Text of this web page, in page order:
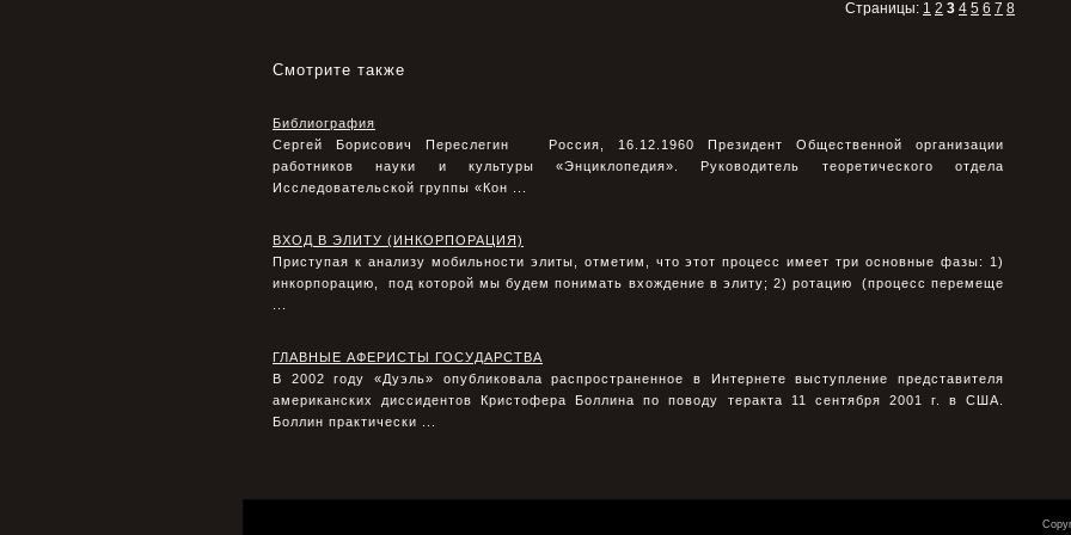
Страницы: 1 2 3 4 5 6 7 8
Смотрите также
Библиография
Сергей Борисович Переслегин Россия, 16.12.1960 Президент Общественной организации
работников науки и культуры «Энциклопедия». Руководитель теоретического отдела
Исследовательской группы «Кон ...
ВХОД В ЭЛИТУ (ИНКОРПОРАЦИЯ)
Приступая к анализу мобильности элиты, отметим, что этот процесс имеет три основные фазы: 1)
инкорпорацию, под которой мы будем понимать вхождение в элиту; 2) ротацию (процесс перемеще
ГЛАВНЫЕ АФЕРИСТЫ ГОСУДАРСТВА
В 2002 году «Дуэль» опубликовала распространенное в Интернете выступление представителя
американских диссидентов Кристофера Боллина по поводу теракта 11 сентября 2001 г. в США.
Боллин практически ...